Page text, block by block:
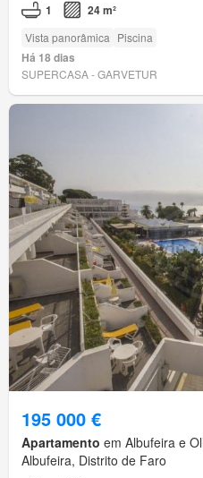
1 24 m²
Vista panorâmica Piscina
Há 18 dias
SUPERCASA - GARVETUR
195 000 €
Apartamento em Albufeira e
Albufeira, Distrito de Faro